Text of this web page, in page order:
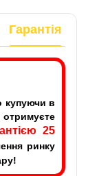
Гарантія
купуючи в
25
ринку